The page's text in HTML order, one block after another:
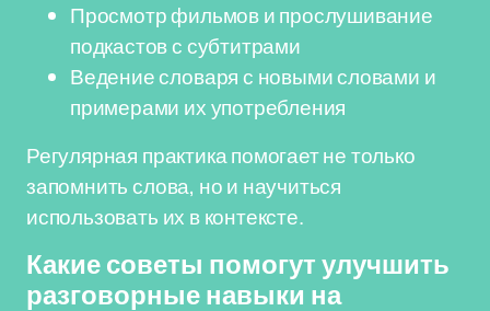
Просмотр фильмов и прослушивание
подкастов с субтитрами
Ведение словаря с новыми словами и
примерами их употребления
Регулярная практика помогает не только
запомнить слова, но и научиться
использовать их в контексте.
Какие советы помогут улучшить
разговорные навыки на